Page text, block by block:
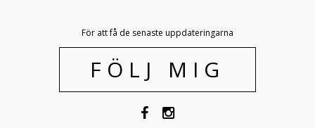
För att få de senaste uppdateringarna
FÖLJ MIG